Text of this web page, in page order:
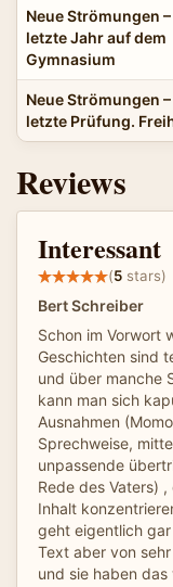
Neue Strömungen –
letzte Jahr auf dem
Gymnasium
Neue Strömungen –
letzte Prüfung.
Reviews
Interessant
(5 stars)
Bert Schreiber
Schon im Vorwort
Geschichten sind
und über manche
kann man sich
Ausnahmen
Sprechweise,
unpassende
Rede des Vaters)
Inhalt
geht eigentlich
Text aber von
und sie haben